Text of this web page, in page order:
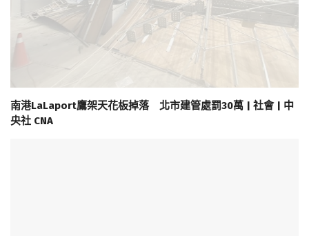
南港LaLaport鷹架天花板掉落 北市建管處罰30萬 | 社會 | 中
央社 CNA